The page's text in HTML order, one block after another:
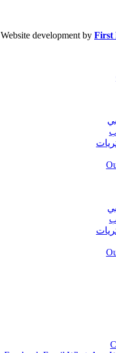
Website development by First